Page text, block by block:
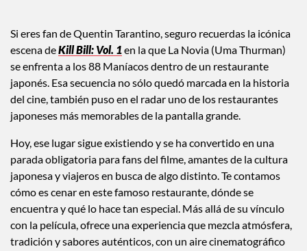
00:00Tiempo transcurrido: 0 segundos 00:35
Si eres fan de Quentin Tarantino, seguro recuerdas la icónica
escena deKill Bill: Vol. 1en la que La Novia (Uma Thurman)
se enfrenta a los 88 Maníacos dentro de un restaurante
japonés. Esa secuencia no sólo quedó marcada en la historia
del cine, también puso en el radar uno de los restaurantes
japoneses más memorables de la pantalla grande.
Hoy, ese lugar sigue existiendo y se ha convertido en una
parada obligatoria para fans del filme, amantes de la cultura
japonesa y viajeros en busca de algo distinto. Te contamos